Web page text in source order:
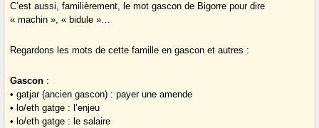
C’est aussi, familièrement, le mot gascon de Bigorre pour dire
« machin », « bidule »…
Regardons les mots de cette famille en gascon et autres :
Gascon :
• gatjar (ancien gascon) : payer une amende
• lo/eth gatge : l’enjeu
• lo/eth gatge : le salaire